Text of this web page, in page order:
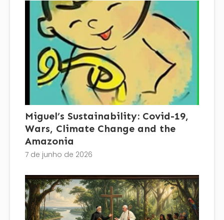
Miguel’s Sustainability: Covid-19,
Wars, Climate Change and the
Amazonia
7 de junho de 2026